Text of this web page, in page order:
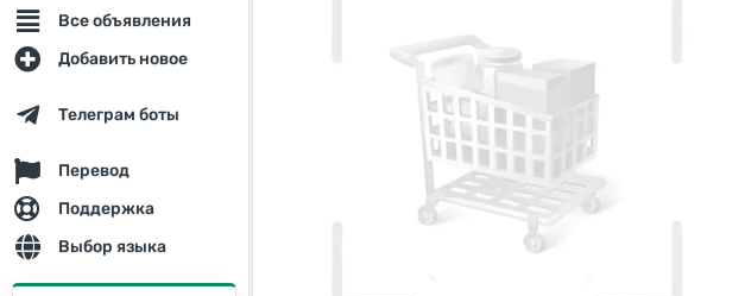
Все объявления
Добавить новое
Телеграм боты
Перевод
Поддержка
Выбор языка